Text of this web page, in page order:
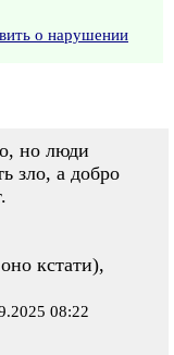
о нарушении
но люди
зло, а добро
кстати),
08:22